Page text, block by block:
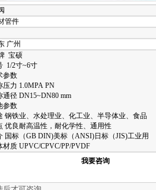
管件
广州
宝硕
1/2寸~6寸
参数
压力 1.0MPA PN
通径 DN15~DN80 mm
参数
钢铁业、水处理业、化工业、半导体业、食品
优良耐高温性，耐化学性、通用性
国标（GB DIN)美标（ANSI)日标（JIS)工业用
材质 UPVC/CPVC/PP/PVDF
我要咨询